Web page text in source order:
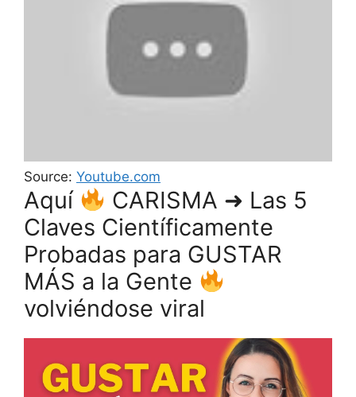
Source: Youtube.com
Aquí
CARISMA ➜ Las 5
Claves Científicamente
Probadas para GUSTAR
MÁS a la Gente
volviéndose viral